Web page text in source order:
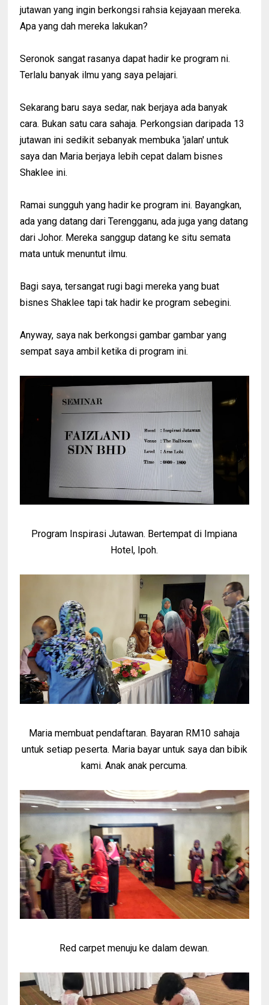
jutawan yang ingin berkongsi rahsia kejayaan mereka.
Apa yang dah mereka lakukan?
Seronok sangat rasanya dapat hadir ke program ni.
Terlalu banyak ilmu yang saya pelajari.
Sekarang baru saya sedar, nak berjaya ada banyak
cara. Bukan satu cara sahaja. Perkongsian daripada 13
jutawan ini sedikit sebanyak membuka 'jalan' untuk
saya dan Maria berjaya lebih cepat dalam bisnes
Shaklee ini.
Ramai sungguh yang hadir ke program ini. Bayangkan,
ada yang datang dari Terengganu, ada juga yang datang
dari Johor. Mereka sanggup datang ke situ semata
mata untuk menuntut ilmu.
Bagi saya, tersangat rugi bagi mereka yang buat
bisnes Shaklee tapi tak hadir ke program sebegini.
Anyway, saya nak berkongsi gambar gambar yang
sempat saya ambil ketika di program ini.
Program Inspirasi Jutawan. Bertempat di Impiana
Hotel, Ipoh.
Maria membuat pendaftaran. Bayaran RM10 sahaja
untuk setiap peserta. Maria bayar untuk saya dan bibik
kami. Anak anak percuma.
Red carpet menuju ke dalam dewan.